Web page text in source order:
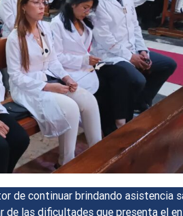
de continuar brindando asistencia
de las dificultades que presenta el